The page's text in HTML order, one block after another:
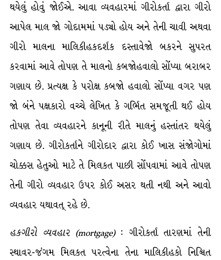
થયેલું હોવું જોઈએ. આવા વ્યવહારમાં ગીરોકર્તા દ્વારા ગીરો
આપેલ માલ જો ગોદામમાં પડ્યો હોય અને તેની ચાવી અથવા
ગીરો માલના માલિકીહકદર્શક દસ્તાવેજો બકરને સુપરત
કરવામાં આવે તોપણ તે માલનો કબજોહવાલો સોંપ્યા બરાબર
ગણાય છે. પ્રત્યક્ષ કે પરોક્ષ કબજો હવાલો સોંપ્યા વગર પણ
જો બંને પક્ષકારો વચ્ચે લેખિત કે ગર્ભિત સમજૂતી થઈ હોય
તોપણ તેવા વ્યવહારને કાનૂની રીતે માલનું હસ્તાંતર થયેલું
ગણાય છે. ગીરોકર્તાને ગીરોદાર દ્વારા કોઈ ખાસ સંજોગોમાં
ચોક્કસ હેતુઓ માટે તે મિલકત પાછી સોંપવામાં આવે તોપણ
તેની ગીરો વ્યવહાર ઉપર કોઈ અસર થતી નથી અને આવો
વ્યવહાર યથાવત્ રહે છે.
હકગીરો વ્યવહાર(mortgage): ગીરોકર્તા તારણમાં તેની
સ્થાવર-જંગમ મિલકત પરત્વેના તેના માલિકીહકો નિશ્ચિત